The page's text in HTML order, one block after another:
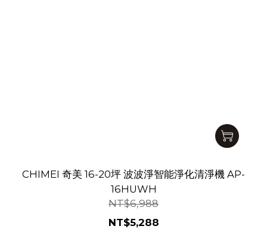
CHIMEI 奇美 16-20坪 波波淨智能淨化清淨機 AP-
16HUWH
NT$6,988
NT$5,288